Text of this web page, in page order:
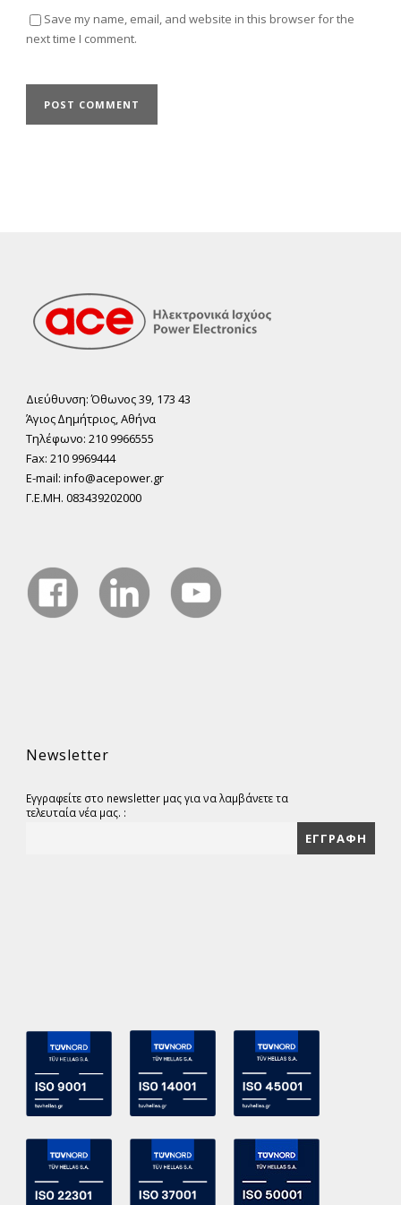
Save my name, email, and website in this browser for the
next time I comment.
Διεύθυνση: Όθωνος 39, 173 43
Άγιος ∆ηµήτριος, Αθήνα
Τηλέφωνο: 210 9966555
Fax: 210 9969444
E-mail: info@acepower.gr
Γ.Ε.ΜΗ. 083439202000
Newsletter
Εγγραφείτε στο newsletter μας για να λαμβάνετε τα
τελευταία νέα μας. :